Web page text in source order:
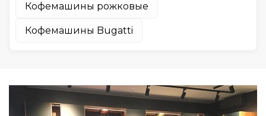
Кофемашины рожковые
Кофемашины Bugatti